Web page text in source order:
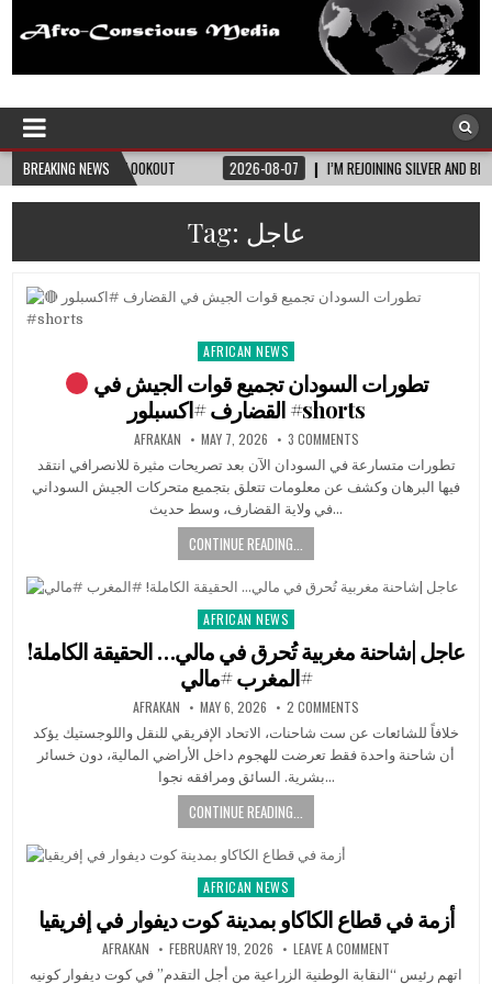
Afro-Conscious Media
BREAKING NEWS2026-08-07 I’M REJOINING SILVER AND BLACK PRIDE
Tag: عاجل
Posted
in
AFRICAN NEWS
القضارف #اكسبلور #shorts
AFRAKAN MAY 7, 2026 3 COMMENTS
تطورات متسارعة في السودان الآن بعد تصريحات مثيرة للانصرافي انتقد
فيها البرهان وكشف عن معلومات تتعلق بتجميع متحركات الجيش السوداني
في ولاية القضارف، وسط حديث…
CONTINUE READING...
Posted
in
AFRICAN NEWS
عاجل |شاحنة مغربية تُحرق في مالي… الحقيقة الكاملة!
#المغرب #مالي
AFRAKAN MAY 6, 2026 2 COMMENTS
خلافاً للشائعات عن ست شاحنات، الاتحاد الإفريقي للنقل واللوجستيك يؤكد
أن شاحنة واحدة فقط تعرضت للهجوم داخل الأراضي المالية، دون خسائر
بشرية. السائق ومرافقه نجوا…
CONTINUE READING...
Posted
AFRICAN NEWS
أزمة في قطاع الكاكاو بمدينة كوت ديفوار في إفريقيا
AFRAKAN FEBRUARY 19, 2026 LEAVE A COMMENT
اتهم رئيس “النقابة الوطنية الزراعية من أجل التقدم” في كوت ديفوار كونيه